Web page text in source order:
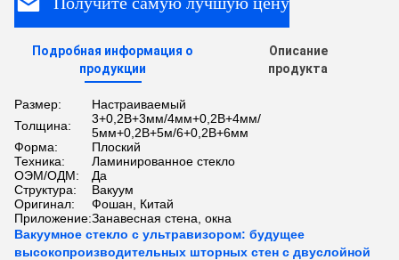
Подробная информация о
продукции
Описание
продукта
Размер:
Настраиваемый
Толщина:
3+0,2В+3мм/4мм+0,2В+4мм/
5мм+0,2В+5м/6+0,2В+6мм
Форма:
Плоский
Техника:
Ламинированное стекло
ОЭМ/ОДМ:
Да
Структура:
Вакуум
Оригинал:
Фошан, Китай
Приложение:Занавесная стена, окна
Вакуумное стекло с ультравизором: будущее
высокопроизводительных шторных стен с двуслойной